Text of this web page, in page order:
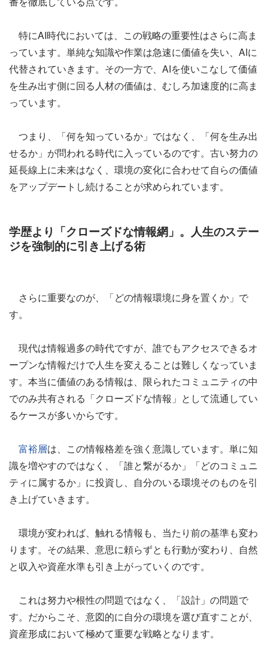
特にAI時代においては、この戦略の重要性はさらに高ま
っています。単純な知識や作業は急速に価値を失い、AIに
代替されていきます。その一方で、AIを使いこなして価値
を生み出す側に回る人材の価値は、むしろ加速度的に高ま
っています。
つまり、「何を知っているか」ではなく、「何を生み出
せるか」が問われる時代に入っているのです。古い努力の
延長線上に未来はなく、環境の変化に合わせて自らの価値
をアップデートし続けることが求められています。
学歴より「クローズドな情報網」。人生のステー
ジを強制的に引き上げる術
さらに重要なのが、「どの情報環境に身を置くか」で
す。
現代は情報過多の時代ですが、誰でもアクセスできるオ
ープンな情報だけで人生を変えることは難しくなっていま
す。本当に価値のある情報は、限られたコミュニティの中
でのみ共有される「クローズドな情報」として流通してい
るケースが多いからです。
富裕層は、この情報格差を強く意識しています。単に知
識を増やすのではなく、「誰と繋がるか」「どのコミュニ
ティに属するか」に投資し、自分のいる環境そのものを引
き上げていきます。
環境が変われば、触れる情報も、当たり前の基準も変わ
ります。その結果、意思に頼らずとも行動が変わり、自然
と収入や資産水準も引き上がっていくのです。
これは努力や根性の問題ではなく、「設計」の問題で
す。だからこそ、意図的に自分の環境を選び直すことが、
資産形成において極めて重要な戦略となります。